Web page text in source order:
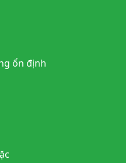
ổn định